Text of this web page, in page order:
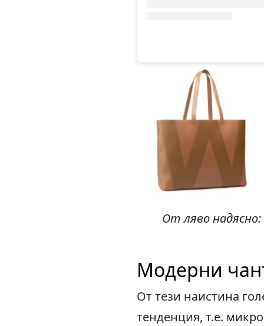
От ляво надясно:
Модерни
От тези наистина
тенденция, т.е.